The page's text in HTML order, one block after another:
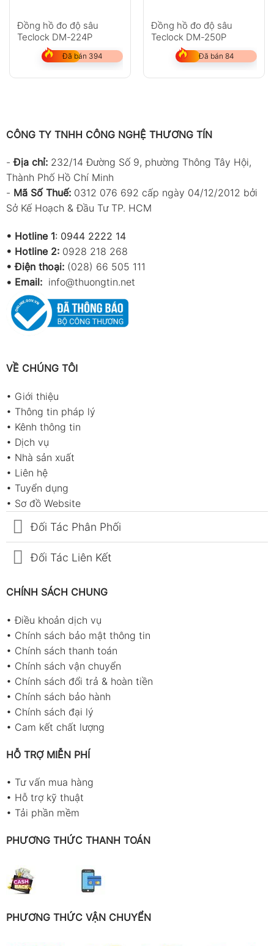
Đồng hồ đo độ sâu
Teclock DM-224P
Đã bán 394
Đồng hồ đo độ sâu
Teclock DM-250P
Đã bán 84
CÔNG TY TNHH CÔNG NGHỆ THƯƠNG TÍN
-Địa chỉ: 232/14 Đường Số 9, phường Thông Tây Hội,
Thành Phố Hồ Chí Minh
- Mã Số Thuế: 0312 076 692 cấp ngày 04/12/2012 bởi
Sở Kế Hoạch & Đầu Tư TP. HCM
• Hotline 1: 0944 2222 14
• Hotline 2: 0928 218 268
• Điện thoại: (028) 66 505 111
• Email: info@thuongtin.net
VỀ CHÚNG TÔI
• Giới thiệu
• Thông tin pháp lý
• Kênh thông tin
• Dịch vụ
• Nhà sản xuất
• Liên hệ
• Tuyển dụng
• Sơ đồ Website
Đối Tác Phân Phối
Đối Tác Liên Kết
CHÍNH SÁCH CHUNG
•Điều khoản dịch vụ
• Chính sách bảo mật thông tin
• Chính sách thanh toán
• Chính sách vận chuyển
• Chính sách đổi trả & hoàn tiền
• Chính sách bảo hành
• Chính sách đại lý
• Cam kết chất lượng
HỖ TRỢ MIỄN PHÍ
• Tư vấn mua hàng
• Hỗ trợ kỹ thuật
• Tải phần mềm
PHƯƠNG THỨC THANH TOÁN
PHƯƠNG THỨC VẬN CHUYỂN